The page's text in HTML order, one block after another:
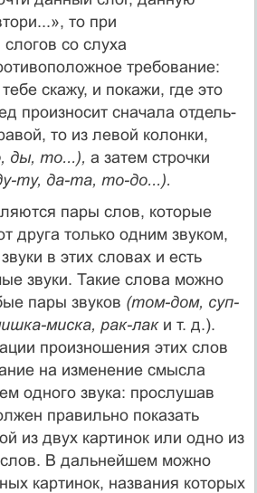
то при
со слуха
требование:
скажу, и пока­жи, где это
произносит сначала отдель­
то из левой колонки,
ды, то...), а затем строчки
ту, да-та, то-до...).
пары слов, которые
друга только одним звуком,
в этих словах и есть
звуки. Такие слова можно
пары звуков (том-дом, суп-
миска, рак-лак и т. д.).
произношения этих слов
на измене­ние смысла
одного звука: прослушав
правильно показать
из двух картинок или одно из
В дальней­шем можно
картинок, названия которых